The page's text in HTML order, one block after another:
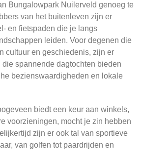
Bungalowpark Nuilerveld genoeg te
van het buitenleven zijn er
en fietspaden die je langs
leiden. Voor degenen die
cultuur en geschiedenis, zijn er
spannende dagtochten bieden
bezienswaardigheden en lokale
biedt een keur aan winkels,
voorzieningen, mocht je zin hebben
zijn er ook tal van sportieve
van golfen tot paardrijden en